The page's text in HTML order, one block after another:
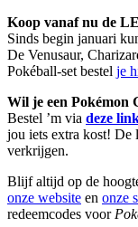
Koop vanaf nu de
Sinds begin januari
De Venusaur,
Pokéball-set bestel je
Wil je een Pokémon
Bestel ’m via deze
jou iets extra kost! De
verkrijgen.
Blijf altijd op de
onze website en onze
redeemcodes voor